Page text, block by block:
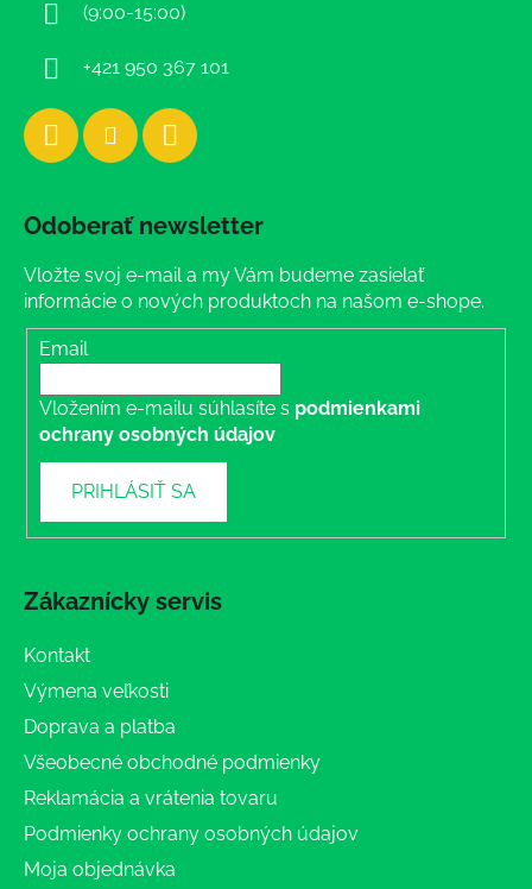
(9:00-15:00)
+421 950 367 101
Odoberať newsletter
Vložte svoj e-mail a my Vám budeme zasielať
informácie o nových produktoch na našom e-shope.
Email
Vložením e-mailu súhlasíte s podmienkami
ochrany osobných údajov
PRIHLÁSIŤ SA
Zákaznícky servis
Kontakt
Výmena veľkosti
Doprava a platba
Všeobecné obchodné podmienky
Reklamácia a vrátenia tovaru
Podmienky ochrany osobných údajov
Moja objednávka